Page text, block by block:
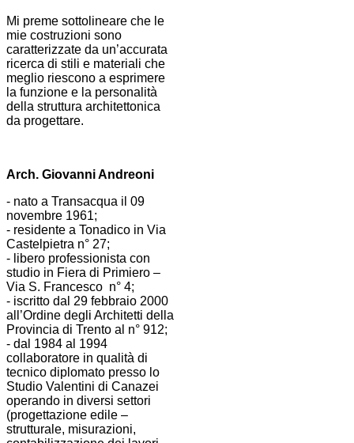
Mi preme sottolineare che le
mie costruzioni sono
caratterizzate da un’accurata
ricerca di stili e materiali che
meglio riescono a esprimere
la funzione e la personalità
della struttura architettonica
da progettare.
Arch. Giovanni Andreoni
- nato a Transacqua il 09
novembre 1961;
- residente a Tonadico in Via
Castelpietra n° 27;
- libero professionista con
studio in Fiera di Primiero –
Via S. Francesco n° 4;
- iscritto dal 29 febbraio 2000
all’Ordine degli Architetti della
Provincia di Trento al n° 912;
- dal 1984 al 1994
collaboratore in qualità di
tecnico diplomato presso lo
Studio Valentini di Canazei
operando in diversi settori
(progettazione edile –
strutturale, misurazioni,